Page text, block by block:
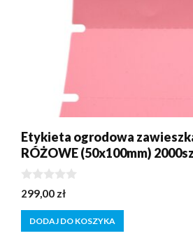
Etykieta ogrodowa
RÓŻOWE (50x100mm)
0
z
5
299,00 zł
DODAJ DO KOSZYKA